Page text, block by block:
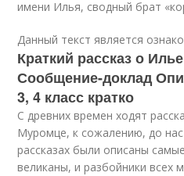
имени Илья, сводный брат
Данный текст является
Краткий рассказ о
Сообщение-доклад
3, 4 класс кратко
С древних времен ходят
Муромце, к сожалению, до
рассказах были описаны
великаны, и разбойники всех